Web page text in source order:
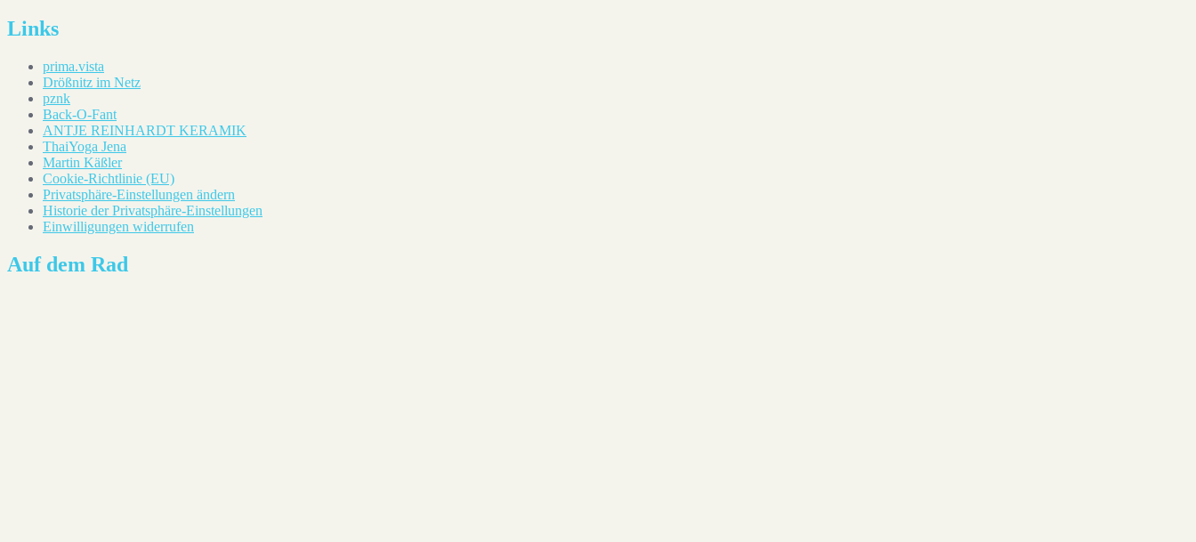
Links
prima.vista
Drößnitz im Netz
pznk
Back-O-Fant
ANTJE REINHARDT KERAMIK
ThaiYoga Jena
Martin Käßler
Cookie-Richtlinie (EU)
Privatsphäre-Einstellungen ändern
Historie der Privatsphäre-Einstellungen
Einwilligungen widerrufen
Auf dem Rad